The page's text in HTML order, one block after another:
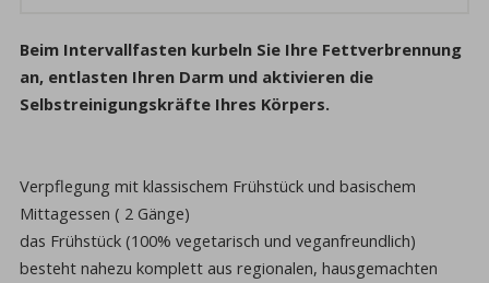
Beim Intervallfasten kurbeln Sie Ihre Fettverbrennung
an, entlasten Ihren Darm und aktivieren die
Selbstreinigungskräfte Ihres Körpers.
Verpflegung mit klassischem Frühstück und basischem
Mittagessen ( 2 Gänge)
das Frühstück (100% vegetarisch und veganfreundlich)
besteht nahezu komplett aus regionalen, hausgemachten